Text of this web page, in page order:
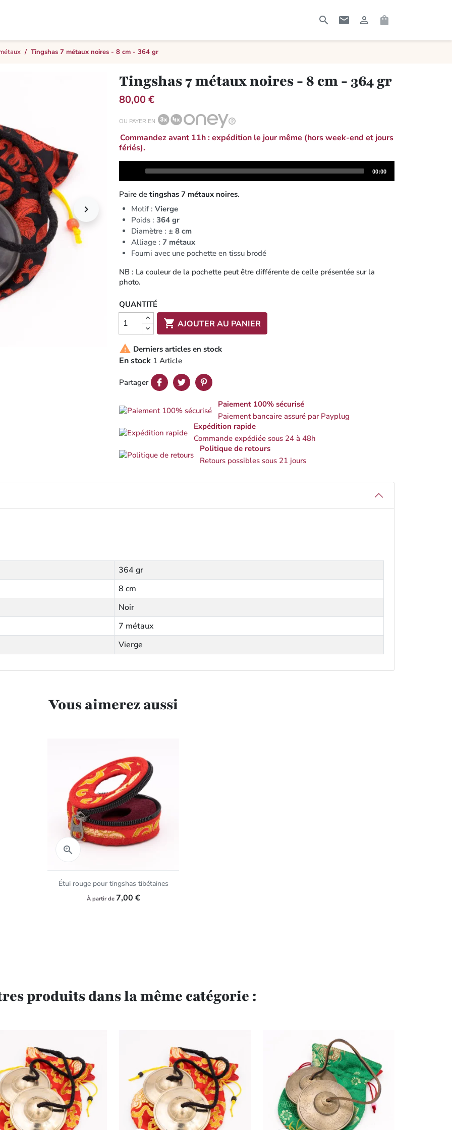
   
Tingshas 7 métaux noires - 8 cm - 364 gr

Tingshas 7 métaux noires - 8 cm - 364 gr
80,00 €
OU PAYER EN
Commandez avant 11h : expédition le jour même (hors week-end et jours
fériés).
Total
00:00
Paire de tingshas 7 métaux noires.
Motif : Vierge
Poids : 364 gr
Diamètre : ± 8 cm
Alliage : 7 métaux
Fourni avec une pochette en tissu brodé
NB : La couleur de la pochette peut être différente de celle présentée sur la
photo.
QUANTITÉ
 AJOUTER AU PANIER
 Derniers articles en stock
En stock 1 Article
Partager
Paiement 100% sécurisé
Paiement bancaire assuré par Payplug
Expédition rapide
Commande expédiée sous 24 à 48h
Politique de retours
Retours possibles sous 21 jours
364 gr
8 cm
Noir
7 métaux
Vierge
Vous aimerez aussi
 Aperçu rapide
Étui rouge pour tingshas tibétaines
À partir de 7,00 €
produits dans la même catégorie :